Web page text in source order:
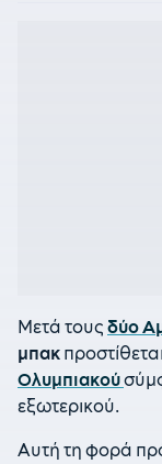
Μετά τους δύο
μπακ
Ολυμπιακού
εξωτερικού.
Αυτή τη φορά